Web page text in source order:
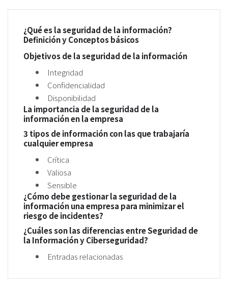
¿Qué es la seguridad de la información?
Definición y Conceptos básicos
Objetivos de la seguridad de la información
Integridad
Confidencialidad
Disponibilidad
La importancia de la seguridad de la
información en la empresa
3 tipos de información con las que trabajaría
cualquier empresa
Crítica
Valiosa
Sensible
¿Cómo debe gestionar la seguridad de la
información una empresa para minimizar el
riesgo de incidentes?
¿Cuáles son las diferencias entre Seguridad de
la Información y Ciberseguridad?
Entradas relacionadas